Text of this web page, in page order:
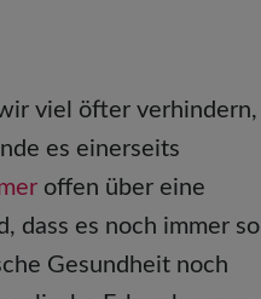
viel öfter verhindern,
es einerseits
offen über eine
dass es noch immer so
Gesundheit noch